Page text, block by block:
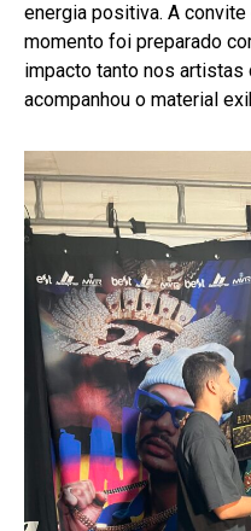
energia positiva. A
momento foi preparado
impacto tanto nos artistas
acompanhou o material